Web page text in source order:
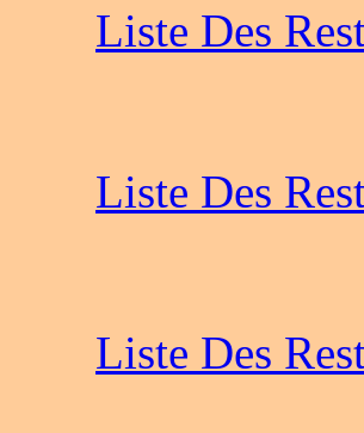
Liste Des
Liste Des
Liste Des